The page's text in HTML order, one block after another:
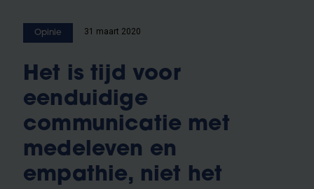
Opinie 31 maart 2020
Het is tijd voor
eenduidige
communicatie met
medeleven en
empathie, niet het